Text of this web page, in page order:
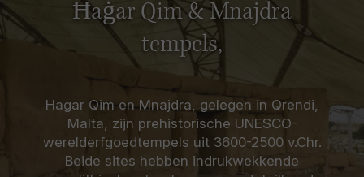
Ħaġar Qim & Mnajdra
tempels,
Hagar Qim en Mnajdra, gelegen in Qrendi,
Malta, zijn prehistorische UNESCO-
werelderfgoedtempels uit 3600-2500 v.Chr.
Beide sites hebben indrukwekkende